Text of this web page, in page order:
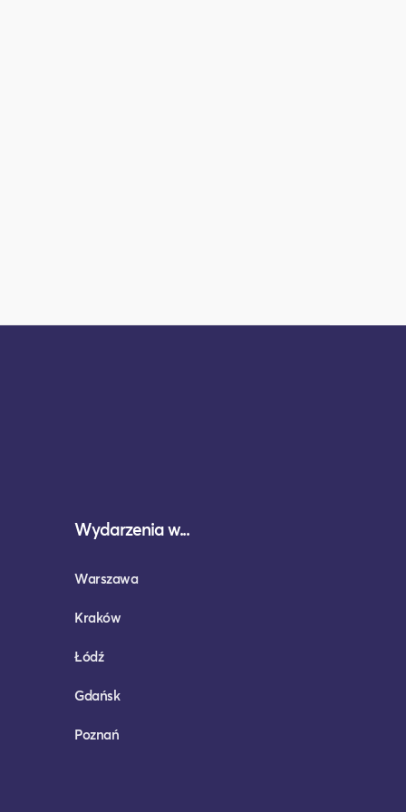
Wydarzenia w...
Warszawa
Kraków
Łódź
Gdańsk
Poznań